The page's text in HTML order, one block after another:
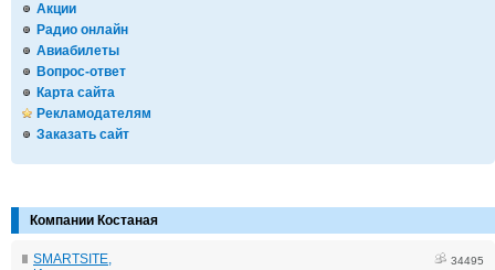
Акции
Радио онлайн
Авиабилеты
Вопрос-ответ
Карта сайта
Рекламодателям
Заказать сайт
Компании Костаная
SMARTSITE,
34495